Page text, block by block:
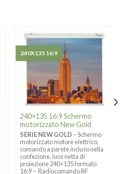
240×135 16:9 Schermo
motorizzato New Gold
SERIE NEW GOLD – Schermo
motorizzato motore elettrico,
comando a parete incluso nella
confezione, luce netta di
proiezione 240×135 formato
16:9 – Radiocomando RF
240X135 16:9